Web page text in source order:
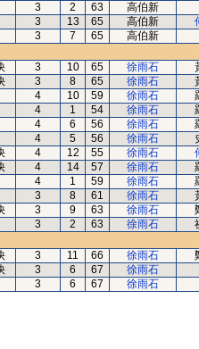
3 2 63 高伯新
3 13 65 高伯新
3 7 65 高伯新
3 10 65 徐雨石
3 8 65 徐雨石
4 10 59 徐雨石
4 1 54 徐雨石
4 6 56 徐雨石
4 5 56 徐雨石
4 12 55 徐雨石
4 14 57 徐雨石
4 1 59 徐雨石
3 8 61 徐雨石
3 9 63 徐雨石
3 2 63 徐雨石
3 11 66 徐雨石
3 6 67 徐雨石
3 6 67 徐雨石